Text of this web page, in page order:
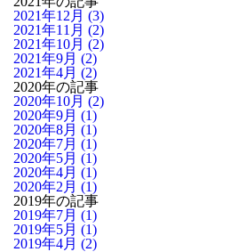
2021年12月 (3)
2021年11月 (2)
2021年10月 (2)
2021年9月 (2)
2021年4月 (2)
2020年の記事
2020年10月 (2)
2020年9月 (1)
2020年8月 (1)
2020年7月 (1)
2020年5月 (1)
2020年4月 (1)
2020年2月 (1)
2019年の記事
2019年7月 (1)
2019年5月 (1)
2019年4月 (2)